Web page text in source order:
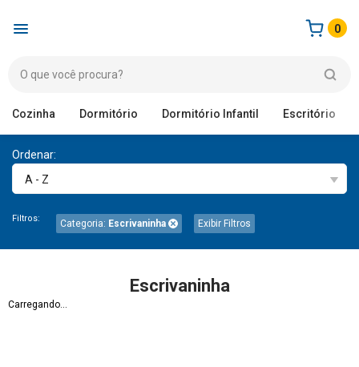
0
Cozinha Dormitório Dormitório Infantil Escritório
Ordenar:
A - Z
Filtros: Categoria: Escrivaninha Exibir Filtros
Escrivaninha
Carregando...